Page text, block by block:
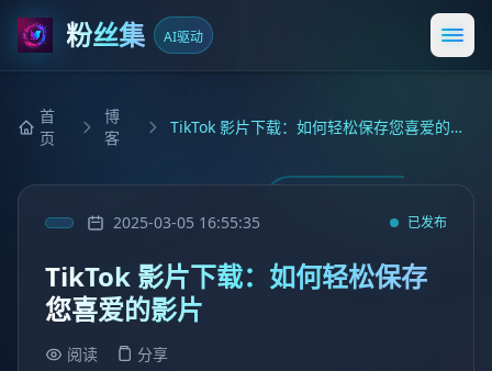
粉丝集 AI驱动 打开
首
页
博
客
TikTok 影片下载：如何轻松保存您喜爱的影片
2025-03-05 16:55:35 已发布
TikTok 影片下载：如何轻松保存
您喜爱的影片
阅读 分享